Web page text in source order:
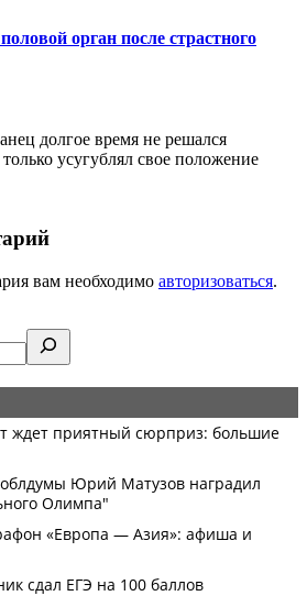
орган после страстного
долгое время не решался
усугублял свое положение
вам необходимо авторизоваться.